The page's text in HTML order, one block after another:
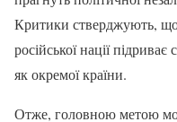
Критики стверджують,
російської нації підриває
як окремої країни.
Отже, головною метою